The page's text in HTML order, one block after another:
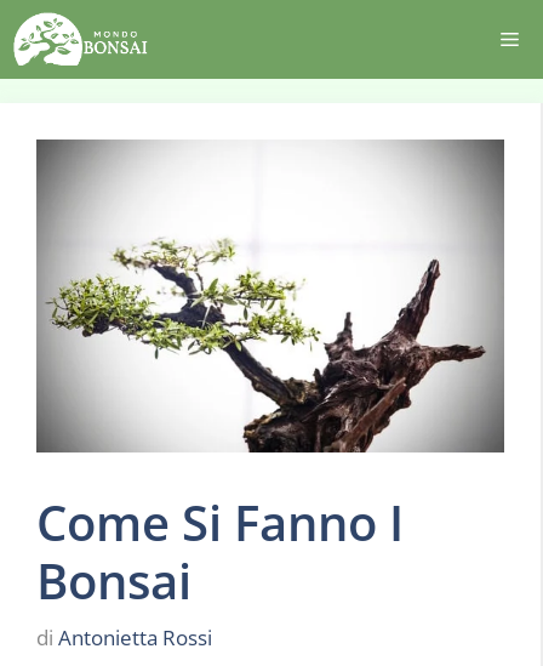
Vai
al
contenuto
Come Si Fanno I
Bonsai
di Antonietta Rossi